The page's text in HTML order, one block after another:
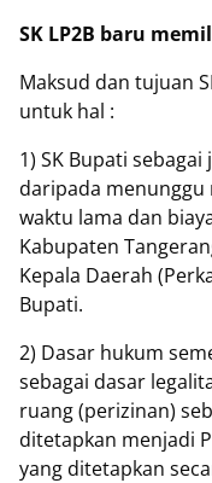
SK LP2B baru
Maksud dan tujuan
untuk hal :
1) SK Bupati
daripada menunggu
waktu lama dan
Kabupaten
Kepala Daerah
Bupati.
2) Dasar hukum
sebagai dasar
ruang (perizinan)
ditetapkan menjadi
yang ditetapkan